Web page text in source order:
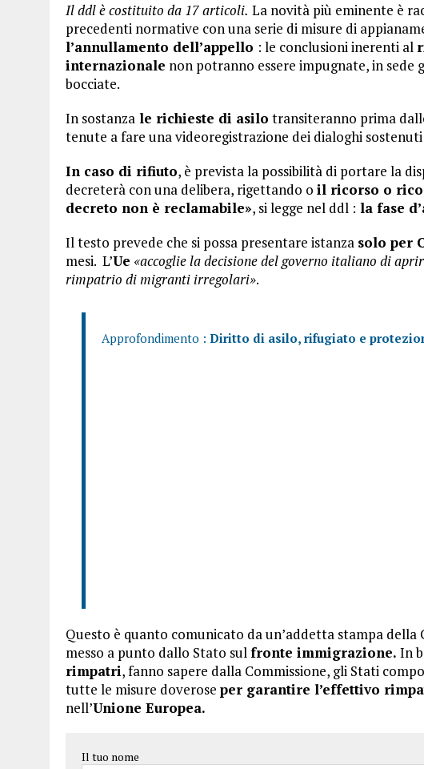
Il ddl è costituito da 17 articoli. La novità più eminente è
precedenti normative con una serie di misure di
l’annullamento dell’appello : le conclusioni inerenti al
internazionale non potranno essere impugnate, in sede
bocciate.
In sostanza le richieste di asilo transiteranno prima
tenute a fare una videoregistrazione dei dialoghi
In caso di rifiuto, è prevista la possibilità di portare la
decreterà con una delibera, rigettando o il ricorso o
decreto non è reclamabile», si legge nel ddl : la fase
Il testo prevede che si possa presentare istanza solo per
mesi. L’Ue «accoglie la decisione del governo italiano di
rimpatrio di migranti irregolari».
Approfondimento : Diritto di asilo, rifugiato e
Questo è quanto comunicato da un’addetta stampa
messo a punto dallo Stato sulfronte immigrazione. In
rimpatri, fanno sapere dalla Commissione, gli Stati
tutte le misure doverose per garantire l’effettivo
nell’Unione Europea.
Il tuo nome